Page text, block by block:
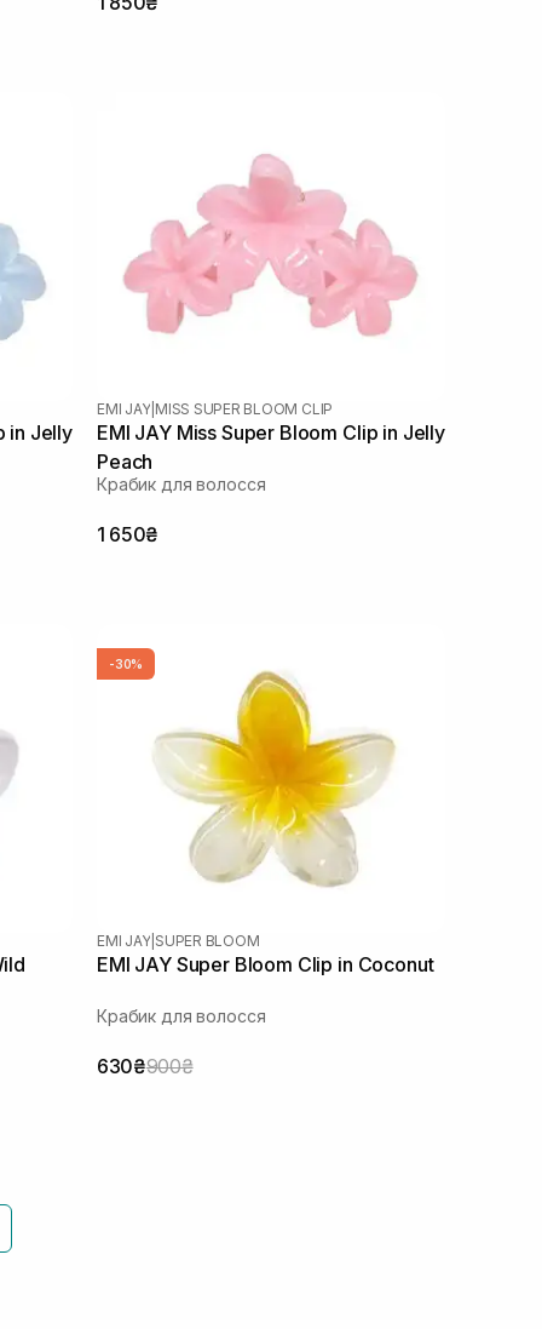
in Jelly
EMI JAY MISS SUPER BLOOM CLIP
EMI JAY Miss Super Bloom Clip in Jelly
Peach
Крабик для волосся
1 650₴
-30%
EMI JAY SUPER BLOOM
EMI JAY Super Bloom Clip in Coconut
Крабик для волосся
630₴900₴